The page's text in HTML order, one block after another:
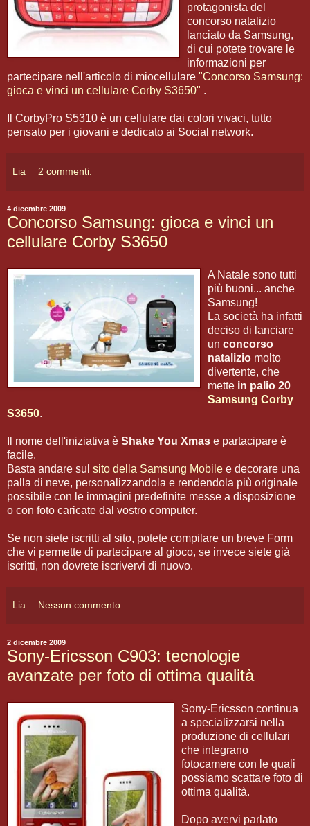
protagonista del
concorso natalizio
lanciato da Samsung,
di cui potete trovare le
informazioni per
partecipare nell'articolo di miocellulare "Concorso Samsung:
gioca e vinci un cellulare Corby S3650" .
Il CorbyPro S5310 è un cellulare dai colori vivaci, tutto
pensato per i giovani e dedicato ai Social network.
Lia 2 commenti:
4 dicembre 2009
Concorso Samsung: gioca e vinci un
cellulare Corby S3650
A Natale sono tutti
più buoni... anche
Samsung!
La società ha infatti
deciso di lanciare
un concorso
natalizio molto
divertente, che
mette in palio 20
Samsung Corby
S3650.
Il nome dell'iniziativa è Shake You Xmas e partacipare è
facile.
Basta andare sul sito della Samsung Mobile e decorare una
palla di neve, personalizzandola e rendendola più originale
possibile con le immagini predefinite messe a disposizione
o con foto caricate dal vostro computer.
Se non siete iscritti al sito, potete compilare un breve Form
che vi permette di partecipare al gioco, se invece siete già
iscritti, non dovrete iscrivervi di nuovo.
Lia Nessun commento:
2 dicembre 2009
Sony-Ericsson C903: tecnologie
avanzate per foto di ottima qualità
Sony-Ericsson continua
a specializzarsi nella
produzione di cellulari
che integrano
fotocamere con le quali
possiamo scattare foto di
ottima qualità.
Dopo avervi parlato